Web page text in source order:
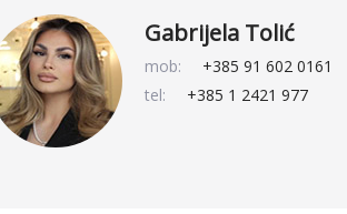
Gabrijela Tolić
mob:
+385 91 602 0161
tel:
+385 1 2421 977